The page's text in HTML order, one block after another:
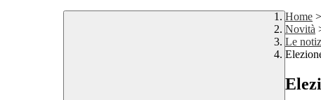
Home >
Novità
Le